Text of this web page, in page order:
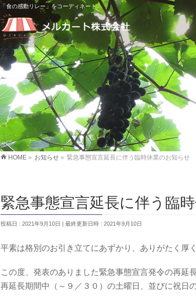
「食の感動リレー」をコーディネート
HOME » お知らせ » 緊急事態宣言延長に伴う臨時休業のお知らせ
緊急事態宣言延長に伴う臨
投稿日 : 2021年9月10日 最終更新日時 : 2021年9月10日
平素は格別のお引き立てにあずかり、ありがたく厚
この度、発表のありました緊急事態宣言発令の再延
再延長期間中（～９／３０）の土曜日、並びに祝日